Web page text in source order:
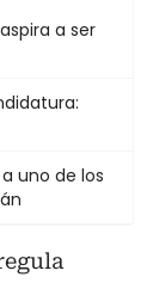
a ser
uno de los